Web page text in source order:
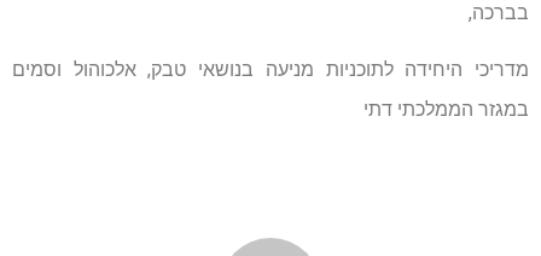
בברכה,
מדריכי היחידה לתוכניות מניעה בנושאי טבק, אלכוהול וסמים
במגזר הממלכתי דתי